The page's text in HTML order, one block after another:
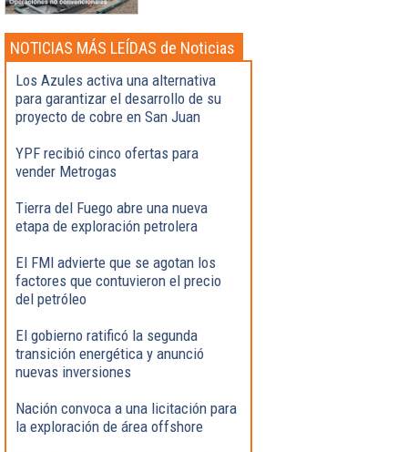
NOTICIAS MÁS LEÍDAS de Noticias
Destacadas
Los Azules activa una alternativa
para garantizar el desarrollo de su
proyecto de cobre en San Juan
YPF recibió cinco ofertas para
vender Metrogas
Tierra del Fuego abre una nueva
etapa de exploración petrolera
El FMI advierte que se agotan los
factores que contuvieron el precio
del petróleo
El gobierno ratificó la segunda
transición energética y anunció
nuevas inversiones
Nación convoca a una licitación para
la exploración de área offshore